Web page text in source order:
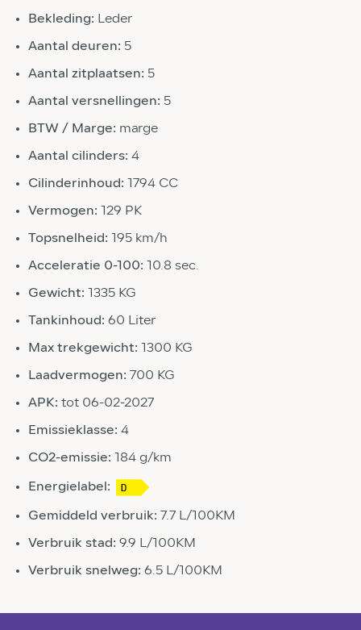
Bekleding: Leder
Aantal deuren: 5
Aantal zitplaatsen: 5
Aantal versnellingen: 5
BTW / Marge: marge
Aantal cilinders: 4
Cilinderinhoud: 1794 CC
Vermogen: 129 PK
Topsnelheid: 195 km/h
Acceleratie 0-100: 10.8 sec.
Gewicht: 1335 KG
Tankinhoud: 60 Liter
Max trekgewicht: 1300 KG
Laadvermogen: 700 KG
APK: tot 06-02-2027
Emissieklasse: 4
CO2-emissie: 184 g/km
Energielabel:
Gemiddeld verbruik: 7.7 L/100KM
Verbruik stad: 9.9 L/100KM
Verbruik snelweg: 6.5 L/100KM